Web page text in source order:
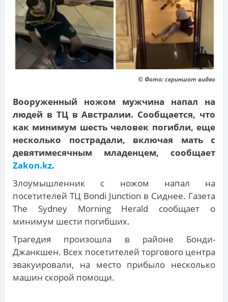
© Фото: скриншот видео
Вооруженный ножом мужчина напал на
людей в ТЦ в Австралии. Сообщается, что
как минимум шесть человек погибли, еще
несколько пострадали, включая мать с
девятимесячным младенцем, сообщает
Zakon.kz.
Злоумышленник с ножом напал на
посетителей ТЦ Bondi Junction в Сиднее. Газета
The Sydney Morning Herald сообщает о
минимум шести погибших.
Трагедия произошла в районе Бонди-
Джанкшен. Всех посетителей торгового центра
эвакуировали, на место прибыло несколько
машин скорой помощи.